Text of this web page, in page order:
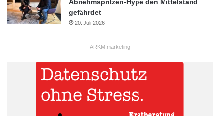
Abnehmspritzen-Hype den Mittelstand
gefährdet
20. Juli 2026
ARKM.marketing